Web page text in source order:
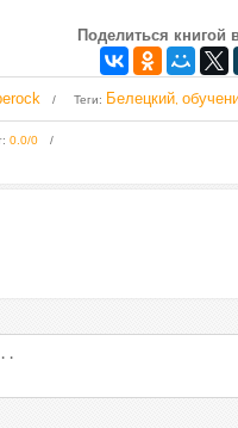
Поделиться книгой
Теги: Белецкий
: 0.0/0